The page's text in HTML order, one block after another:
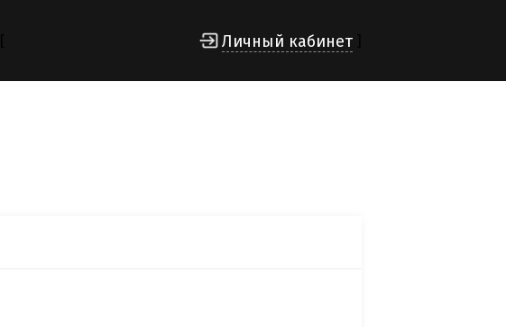
Личный кабинет